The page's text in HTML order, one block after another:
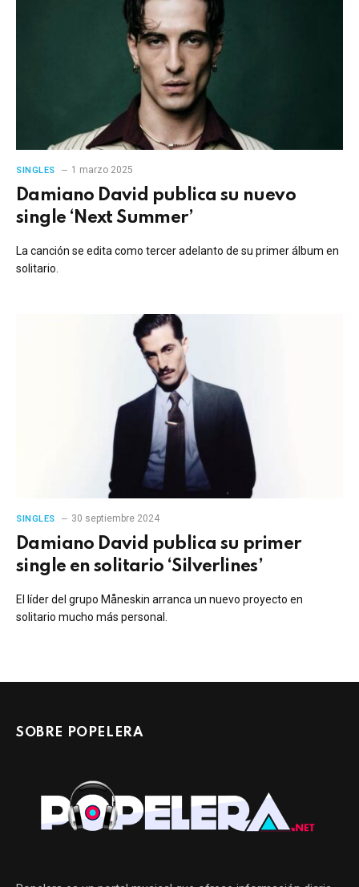
SINGLES 1 marzo 2025
Damiano David publica su nuevo
single ‘Next Summer’
La canción se edita como tercer adelanto de su primer álbum en
solitario.
SINGLES 30 septiembre 2024
Damiano David publica su primer
single en solitario ‘Silverlines’
El líder del grupo Måneskin arranca un nuevo proyecto en
solitario mucho más personal.
SOBRE POPELERA